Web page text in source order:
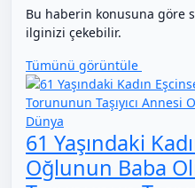
Bu haberin konusuna göre
ilginizi çekebilir.
Tümünü görüntüle
Dünya
61 Yaşındaki
Oğlunun Baba